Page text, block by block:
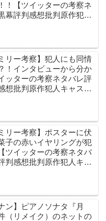
！【ツイッターの考察ネ
幕評判感想批判原作犯人
あらすじ伏線まとめ】
リー考察】犯人にも同情
！インタビューから分か
ッターの考察ネタバレ評
想批判原作犯人キャスト
伏線まとめ】
リー考察】ポスターに伏
子の赤いイヤリングが犯
ツイッターの考察ネタバ
判感想批判原作犯人キャ
すじ伏線まとめ・高橋メ
ン】ピアノソナタ『月
（リメイク）のネットの